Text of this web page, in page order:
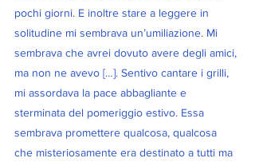
pochi giorni. E inoltre stare a leggere in
solitudine mi sembrava un’umiliazione. Mi
sembrava che avrei dovuto avere degli amici,
ma non ne avevo […]. Sentivo cantare i grilli,
mi assordava la pace abbagliante e
sterminata del pomeriggio estivo. Essa
sembrava promettere qualcosa, qualcosa
che misteriosamente era destinato a tutti ma